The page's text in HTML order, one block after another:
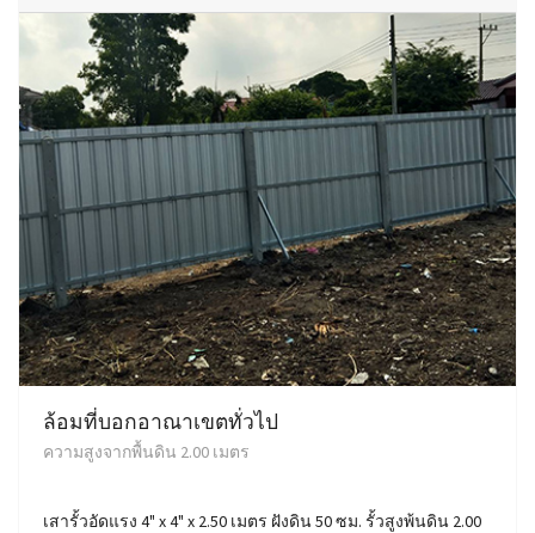
ล้อมที่บอกอาณาเขตทั่วไป
ความสูงจากพื้นดิน 2.00 เมตร
เสารั้วอัดแรง 4" x 4" x 2.50 เมตร ฝังดิน 50 ซม. รั้วสูงพ้นดิน 2.00